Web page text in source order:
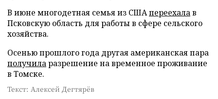
В июне многодетная семья из СШАпереехалав
Псковскую область для работы в сфере сельского
хозяйства.
Осенью прошлого года другая американская пара
получиларазрешение на временное проживание
в Томске.
Текст: Алексей Дегтярёв